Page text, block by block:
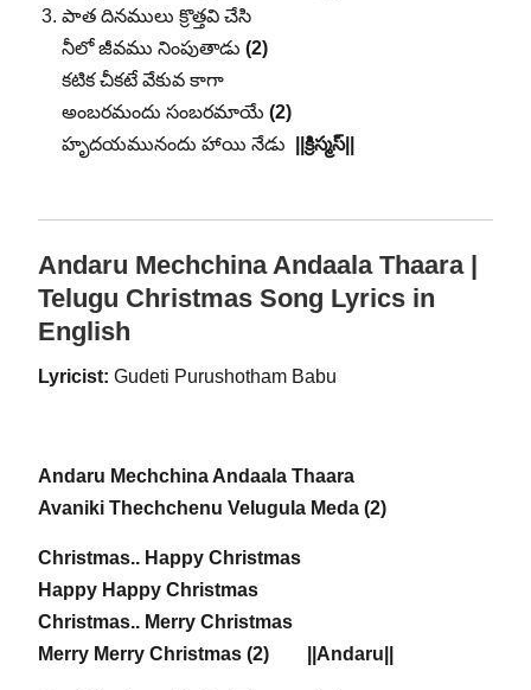
పాత దినములు క్రొత్తవి చేసి
నీలో జీవము నింపుతాడు (2)
కటిక చీకటే వేకువ కాగా
అంబరమందు సంబరమాయే (2)
హృదయమునందు హాయి నేడు
||క్రిస్మస్||
Andaru Mechchina Andaala Thaara |
Telugu Christmas Song Lyrics in
English
Lyricist: Gudeti Purushotham Babu
Andaru Mechchina Andaala Thaara
Avaniki Thechchenu Velugula Meda (2)
Christmas.. Happy Christmas
Happy Happy Christmas
Christmas.. Merry Christmas
Merry Merry Christmas (2) ||Andaru||